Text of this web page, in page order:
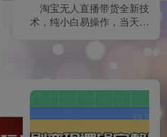
淘宝无人直播带货全新技
术，纯小白易操作，当天开